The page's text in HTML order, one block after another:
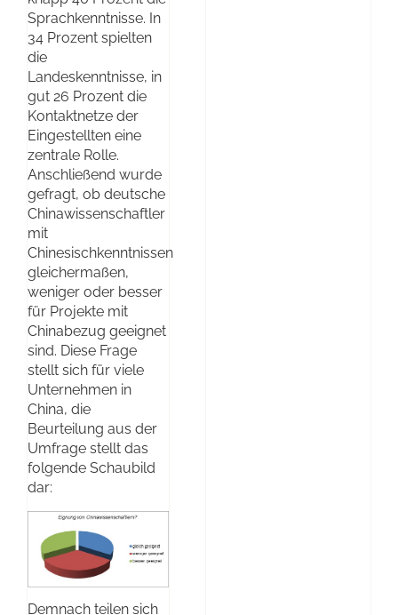
Sprachkenntnisse. In
34 Prozent spielten
die
Landeskenntnisse, in
gut 26 Prozent die
Kontaktnetze der
Eingestellten eine
zentrale Rolle.
Anschließend wurde
gefragt, ob deutsche
Chinawissenschaftler
mit
Chinesischkenntnissen
gleichermaßen,
weniger oder besser
für Projekte mit
Chinabezug geeignet
sind. Diese Frage
stellt sich für viele
Unternehmen in
China, die
Beurteilung aus der
Umfrage stellt das
folgende Schaubild
dar:
Demnach teilen sich